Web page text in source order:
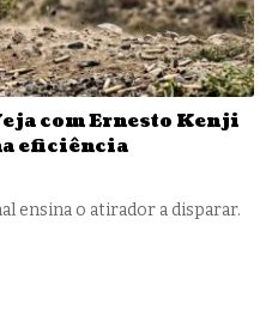
com Ernesto Kenji
eficiência
ensina o atirador a disparar.